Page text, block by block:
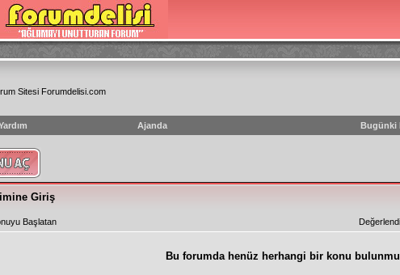
Sitesi Forumdelisi.com
Ajanda Bugünki
Giriş
Başlatan
Bu forumda henüz herhangi bir konu